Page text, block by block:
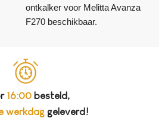
ontkalker voor Melitta Avanza
F270 beschikbaar.
16:00besteld,
werkdag geleverd!